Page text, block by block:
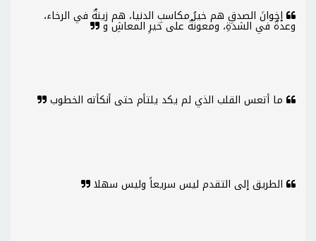
إخوانَ الصدقِ هم خيرُ مكاسبِ الدنيا، هم زينةٌ في الرخاء،
وعدةٌ في الشدةِ، ومعونةٌ على خيرِ المعاشِ و
ما أتعس القلب الذي لم يكد يلتأم حتى أنكأته الخطوب
الطريق إلى التقدم ليس سريعاً وليس سهلا